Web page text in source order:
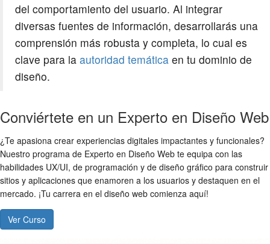
del comportamiento del usuario. Al integrar
diversas fuentes de información, desarrollarás una
comprensión más robusta y completa, lo cual es
clave para la autoridad temática en tu dominio de
diseño.
Conviértete en un Experto en Diseño Web
¿Te apasiona crear experiencias digitales impactantes y funcionales?
Nuestro programa de Experto en Diseño Web te equipa con las
habilidades UX/UI, de programación y de diseño gráfico para construir
sitios y aplicaciones que enamoren a los usuarios y destaquen en el
mercado. ¡Tu carrera en el diseño web comienza aquí!
Ver Curso